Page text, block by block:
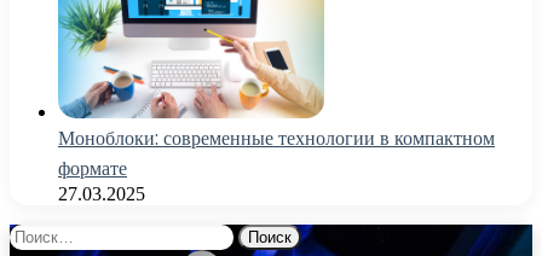
Моноблоки: современные технологии в компактном
формате
27.03.2025
Найти: